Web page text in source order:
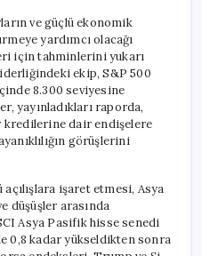
ve güçlü ekonomik
yardımcı olacağı
için tahminlerini yukarı
ekip, S&P 500
8.300 seviyesine
yayınladıkları raporda,
dair endişelere
görüşlerini
işaret etmesi, Asya
düşüşler arasında
Asya Pasifik hisse senedi
0,8 kadar yükseldikten sonra